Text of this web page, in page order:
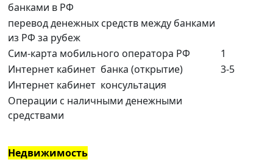
банками в РФ
перевод денежных средств между банками
из РФ за рубеж
Сим-карта мобильного оператора РФ
1
Интернет кабинет банка (открытие)
3-5
Интернет кабинет консультация
Операции с наличными денежными
средствами
Недвижимость